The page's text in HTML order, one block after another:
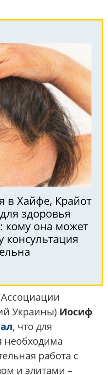
в Хайфе, Крайот
здоровья
Украины) Иосиф
, что для
необходима
работа с
и элитами​ –